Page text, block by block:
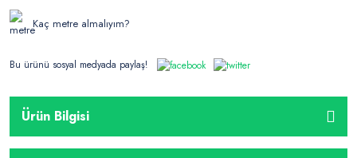
Kaç metre almalıyım?
Bu ürünü sosyal medyada paylaş!
Ürün Bilgisi